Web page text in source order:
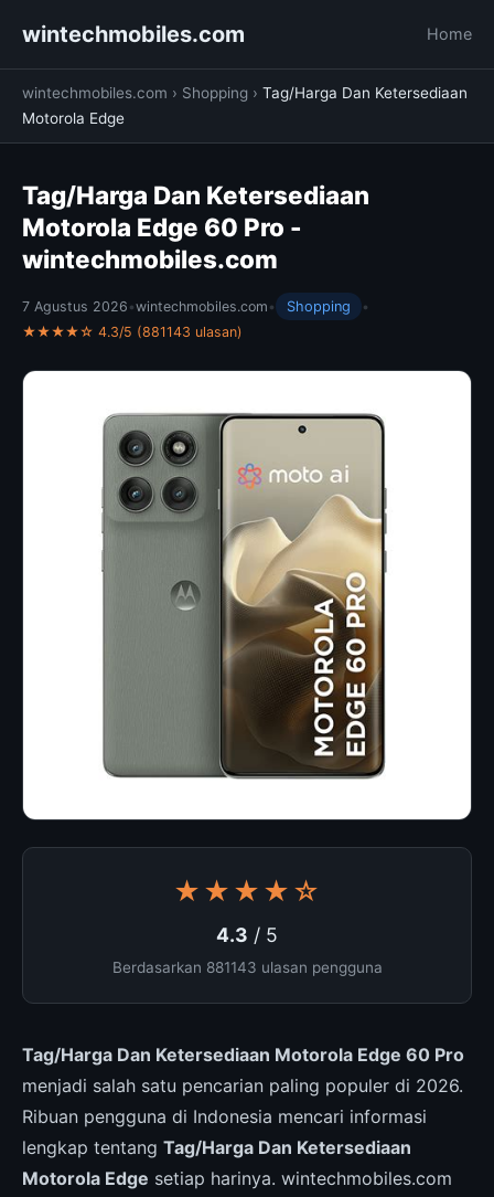
wintechmobiles.com Home
wintechmobiles.com › Shopping › Tag/Harga Dan Ketersediaan
Motorola Edge
Tag/Harga Dan Ketersediaan
Motorola Edge 60 Pro -
wintechmobiles.com
7 Agustus 2026 •wintechmobiles.com • Shopping
•
★★★★☆ 4.3/5 (881143 ulasan)
★★★★☆
4.3 / 5
Berdasarkan 881143 ulasan pengguna
Tag/Harga Dan Ketersediaan Motorola Edge 60 Pro
menjadi salah satu pencarian paling populer di 2026.
Ribuan pengguna di Indonesia mencari informasi
lengkap tentang Tag/Harga Dan Ketersediaan
Motorola Edge setiap harinya. wintechmobiles.com